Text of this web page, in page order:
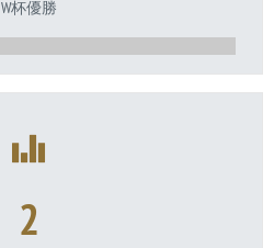
W杯優勝
2